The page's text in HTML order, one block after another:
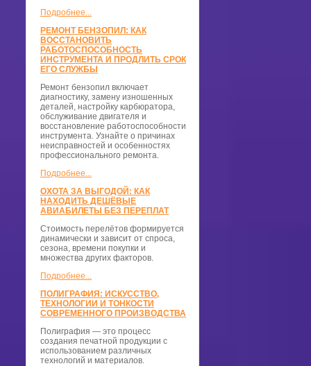
Подробнее...
РЕМОНТ БЕНЗОПИЛ: КАК
ВОССТАНОВИТЬ
РАБОТОСПОСОБНОСТЬ
ИНСТРУМЕНТА И ПРОДЛИТЬ СРОК
ЕГО СЛУЖБЫ
Ремонт бензопил включает
диагностику, замену изношенных
деталей, настройку карбюратора,
обслуживание двигателя и
восстановление работоспособности
инструмента. Узнайте о причинах
неисправностей и особенностях
профессионального ремонта.
Подробнее...
ОХОТА ЗА ВЫГОДОЙ: КАК
НАХОДИТЬ ДЕШЁВЫЕ
АВИАБИЛЕТЫ БЕЗ ПЕРЕПЛАТ
Стоимость перелётов формируется
динамически и зависит от спроса,
сезона, времени покупки и
множества других факторов.
Подробнее...
ПОЛИГРАФИЯ: ИСКУССТВО,
ТЕХНОЛОГИИ И ТОНКОСТИ
СОВРЕМЕННОГО ПРОИЗВОДСТВА
Полиграфия — это процесс
создания печатной продукции с
использованием различных
технологий и материалов.